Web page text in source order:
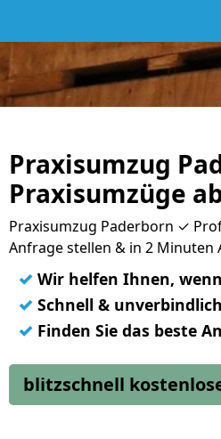
Praxisumzug
Praxisumzüge
Praxisumzug Paderborn ✓
Anfrage stellen & in 2 Minuten
✓ Wir helfen Ihnen,
✓ Schnell &
✓ Finden Sie das beste
blitzschnell